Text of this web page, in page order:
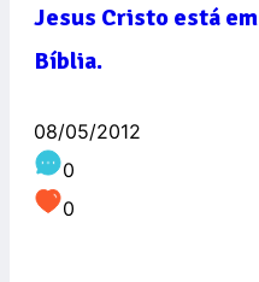
Jesus Cristo está
Bíblia.
08/05/2012
0
0